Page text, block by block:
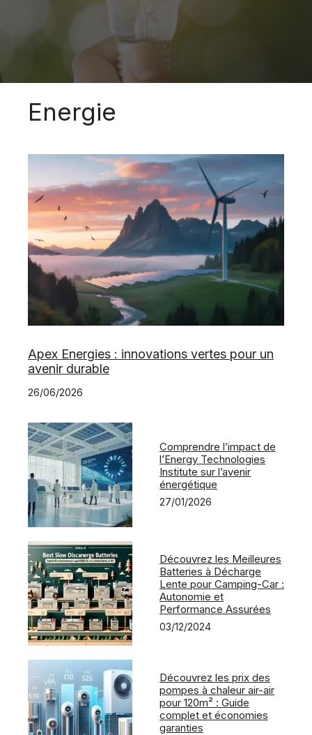
Energie
Apex Energies : innovations vertes pour un
avenir durable
26/06/2026
Comprendre l’impact de
l’Energy Technologies
Institute sur l’avenir
énergétique
27/01/2026
Découvrez les Meilleures
Batteries à Décharge
Lente pour Camping-Car :
Autonomie et
Performance Assurées
03/12/2024
Découvrez les prix des
pompes à chaleur air-air
pour 120m² : Guide
complet et économies
garanties